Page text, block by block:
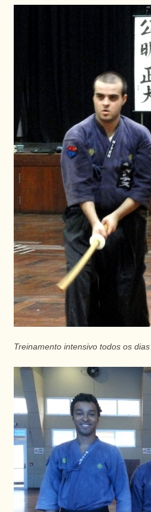
Treinamento intensivo todos os dias